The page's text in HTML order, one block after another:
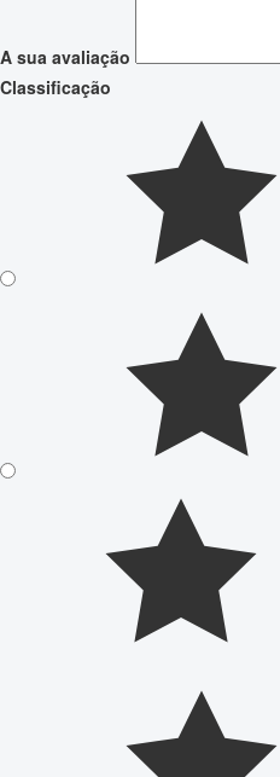
A sua avaliação
Classificação